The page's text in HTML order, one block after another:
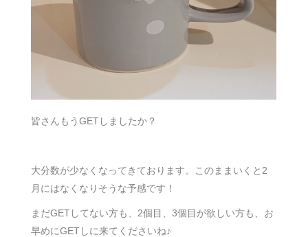
皆さんもうGETしましたか？
大分数が少なくなってきております。このままいくと2
月にはなくなりそうな予感です！
まだGETしてない方も、2個目、3個目が欲しい方も、お
早めにGETしに来てくださいね♪